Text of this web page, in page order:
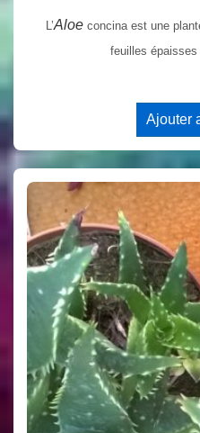
L’Aloeconcina est une
feuilles épaisses
Ajouter